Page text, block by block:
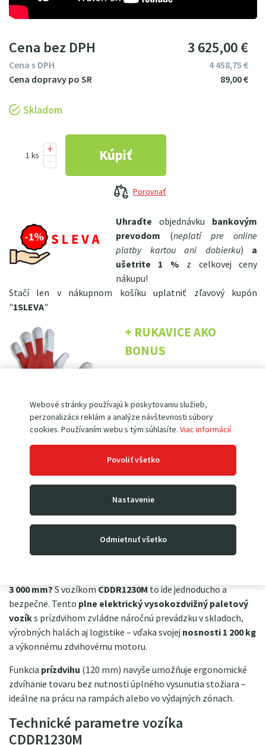
Webové stránky používajú k poskytovaniu služieb,
perzonalizácii reklám a analýze návštevnosti súbory
cookies. Používaním webu s tým súhlasíte. Viac informácií
Povoliť všetko
Nastavenie
Odmietnuť všetko
Uhraďte objednávku bankovým
prevodom (neplatí pre online
platby kartou ani dobierku) a
ušetrite 1 % z celkovej ceny
nákupu!
Stačí len v nákupnom košíku uplatniť zľavový kupón
"1SLEVA"
+ RUKAVICE AKO
BONUS
pohodlné a kvalitné
pracovné rukavice z jemnej
Elektrický paletový vozík CDDR1230M s
prízdvihom – 1 200 kg, zdvih 3 000 mm
3 000 mm?S vozíkom CDDR1230M to ide jednoducho a
bezpečne. Tento plne elektrický vysokozdvižný paletový
vozíks prízdvihom zvládne náročnú prevádzku v skladoch,
výrobných halách aj logistike – vďaka svojej nosnosti 1 200 kg
a výkonnému zdvihovému motoru.
Funkcia prízdvihu (120 mm) navyše umožňuje ergonomické
zdvíhanie tovaru bez nutnosti úplného vysunutia stožiara –
ideálne na prácu na rampách alebo vo výdajných zónach.
Technické parametre vozíka
CDDR1230M
Skladom
Cena bez DPH 3 625 00€
Cena s DPH 4458 75€
89 00€
Porovnať